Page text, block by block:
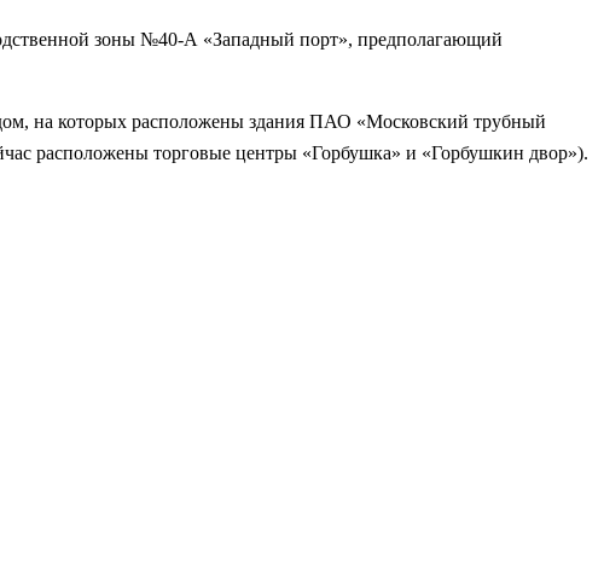
зоны №40-А «Западный порт», предполагающий
на которых расположены здания ПАО «Московский трубный
расположены торговые центры «Горбушка» и «Горбушкин двор»).